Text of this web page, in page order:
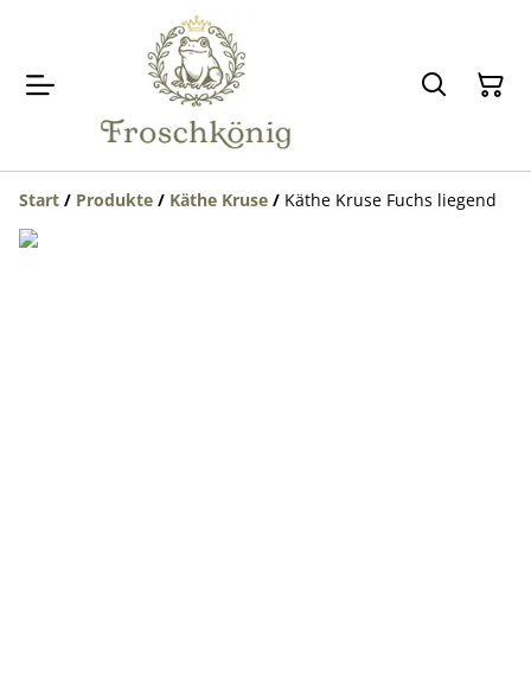
Start / Produkte / Käthe Kruse / Käthe Kruse Fuchs liegend